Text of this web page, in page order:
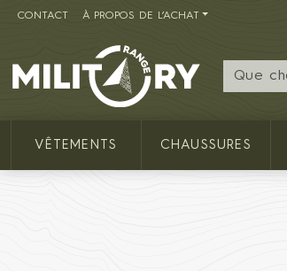
CONTACT À PROPOS DE L’ACHAT
MILITARY RANGE FR
VÊTEMENTS CHAUSSURES